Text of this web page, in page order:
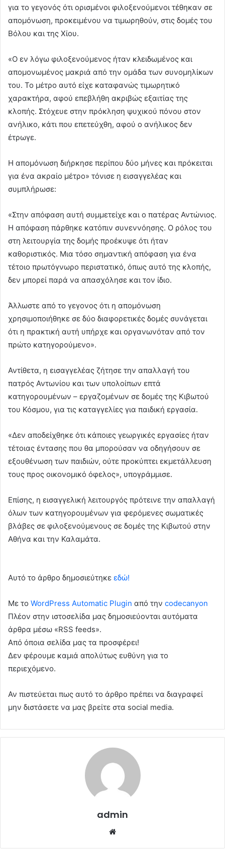
για το γεγονός ότι ορισμένοι φιλοξενούμενοι τέθηκαν σε
απομόνωση, προκειμένου να τιμωρηθούν, στις δομές του
Βόλου και της Χίου.
«Ο εν λόγω φιλοξενούμενος ήταν κλειδωμένος και
απομονωμένος μακριά από την ομάδα των συνομηλίκων
του. Το μέτρο αυτό είχε καταφανώς τιμωρητικό
χαρακτήρα, αφού επεβλήθη ακριβώς εξαιτίας της
κλοπής. Στόχευε στην πρόκληση ψυχικού πόνου στον
ανήλικο, κάτι που επετεύχθη, αφού ο ανήλικος δεν
έτρωγε.
Η απομόνωση διήρκησε περίπου δύο μήνες και πρόκειται
για ένα ακραίο μέτρο» τόνισε η εισαγγελέας και
συμπλήρωσε:
«Στην απόφαση αυτή συμμετείχε και ο πατέρας Αντώνιος.
Η απόφαση πάρθηκε κατόπιν συνεννόησης. Ο ρόλος του
στη λειτουργία της δομής προέκυψε ότι ήταν
καθοριστικός. Μια τόσο σημαντική απόφαση για ένα
τέτοιο πρωτόγνωρο περιστατικό, όπως αυτό της κλοπής,
δεν μπορεί παρά να απασχόλησε και τον ίδιο.
Άλλωστε από το γεγονος ότι η απομόνωση
χρησιμοποιήθηκε σε δύο διαφορετικές δομές συνάγεται
ότι η πρακτική αυτή υπήρχε και οργανωνόταν από τον
πρώτο κατηγορούμενο».
Αντίθετα, η εισαγγελέας ζήτησε την απαλλαγή του
πατρός Αντωνίου και των υπολοίπων επτά
κατηγορουμένων – εργαζομένων σε δομές της Κιβωτού
του Κόσμου, για τις καταγγελίες για παιδική εργασία.
«Δεν αποδείχθηκε ότι κάποιες γεωργικές εργασίες ήταν
τέτοιας έντασης που θα μπορούσαν να οδηγήσουν σε
εξουθένωση των παιδιών, ούτε προκύπτει εκμετάλλευση
τους προς οικονομικό όφελος», υπογράμμισε.
Επίσης, η εισαγγελική λειτουργός πρότεινε την απαλλαγή
όλων των κατηγορουμένων για φερόμενες σωματικές
βλάβες σε φιλοξενούμενους σε δομές της Κιβωτού στην
Αθήνα και την Καλαμάτα.
Αυτό το άρθρο δημοσιεύτηκε εδώ!
Με το WordPress Automatic Plugin από την codecanyon
Πλέον στην ιστοσελίδα μας δημοσιεύονται αυτόματα
άρθρα μέσω «RSS feeds».
Από όποια σελίδα μας τα προσφέρει!
Δεν φέρουμε καμιά απολύτως ευθύνη για το
περιεχόμενο.
Αν πιστεύεται πως αυτό το άρθρο πρέπει να διαγραφεί
μην διστάσετε να μας βρείτε στα social media.
admin